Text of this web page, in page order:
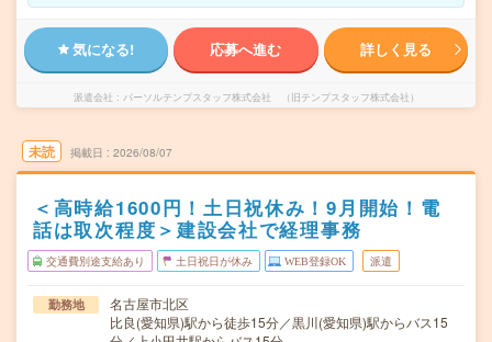
気になる! 応募へ進む 詳しく見る
派遣会社 パーソルテンプスタッフ株式会社 （旧テンプスタッフ株式会社）
未読 掲載日 2026/08/07
＜高時給1600円！土日祝休み！9月開始！電
話は取次程度＞建設会社で経理事務
交通費別途支給あり 土日祝日が休み WEB登録OK 派遣
勤務地
名古屋市北区
比良(愛知県)駅から徒歩15分／黒川(愛知県)駅からバス15